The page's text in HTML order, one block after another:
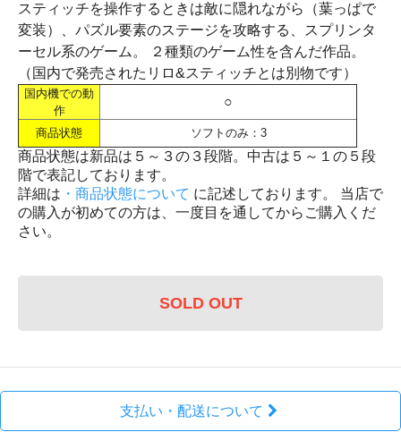
スティッチを操作するときは敵に隠れながら（葉っぱで
変装）、パズル要素のステージを攻略する、スプリンタ
ーセル系のゲーム。 ２種類のゲーム性を含んだ作品。
（国内で発売されたリロ&スティッチとは別物です）
国内機での動
作
○
商品状態 ソフトのみ：3
商品状態は新品は５～３の３段階。中古は５～１の５段
階で表記しております。
詳細は ・商品状態について に記述しております。 当店で
の購入が初めての方は、一度目を通してからご購入くだ
さい。
SOLD OUT
支払い・配送について